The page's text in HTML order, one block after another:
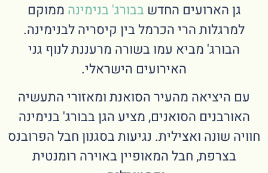
גן הארועים החדש בבורג' בנימינה ממוקם
למרגלות הרי הכרמל בין קיסריה לבנימינה.
הבורג' מביא עמו בשורה מרעננת לנוף גני
האירועים הישראלי.
עם היציאה מהעיר הסואנת ומאזורי התעשיה
האורבנים הסואנים, מציע הגן בבורג' בנימינה
חוויה שונה ואצילית. נגיעות בסגנון חבל הפרובנס
בצרפת, חבל המאופיין באוירה רומנטית